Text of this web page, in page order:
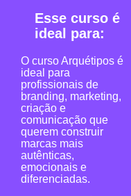
Esse curso é
ideal para:
O curso Arquétipos é
ideal para
profissionais de
branding, marketing,
criação e
comunicação que
querem construir
marcas mais
autênticas,
emocionais e
diferenciadas.